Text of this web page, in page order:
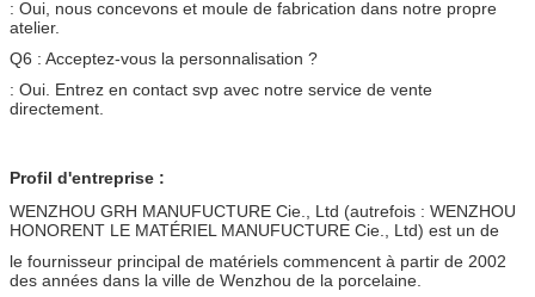
: Oui, nous concevons et moule de fabrication dans notre propre
atelier.
Q6 : Acceptez-vous la personnalisation ?
: Oui. Entrez en contact svp avec notre service de vente
directement.
Profil d'entreprise :
WENZHOU GRH MANUFUCTURE Cie., Ltd (autrefois : WENZHOU
HONORENT LE MATÉRIEL MANUFUCTURE Cie., Ltd) est un de
le fournisseur principal de matériels commencent à partir de 2002
des années dans la ville de Wenzhou de la porcelaine.